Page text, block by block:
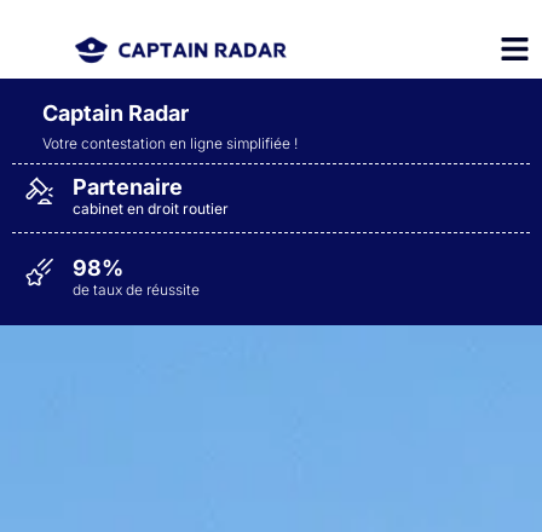
Captain Radar
Votre contestation en ligne simplifiée !
98%
de taux de réussite
Partenaire
cabinet en droit routier